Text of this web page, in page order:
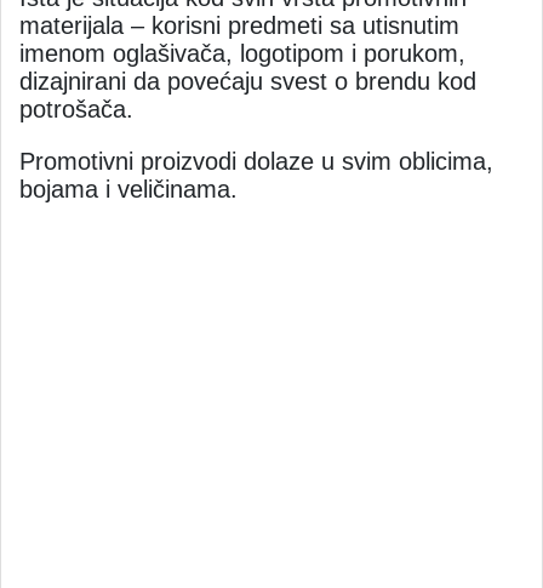
materijala – korisni predmeti sa utisnutim
imenom oglašivača, logotipom i porukom,
dizajnirani da povećaju svest o brendu kod
potrošača.
Promotivni proizvodi dolaze u svim oblicima,
bojama i veličinama.